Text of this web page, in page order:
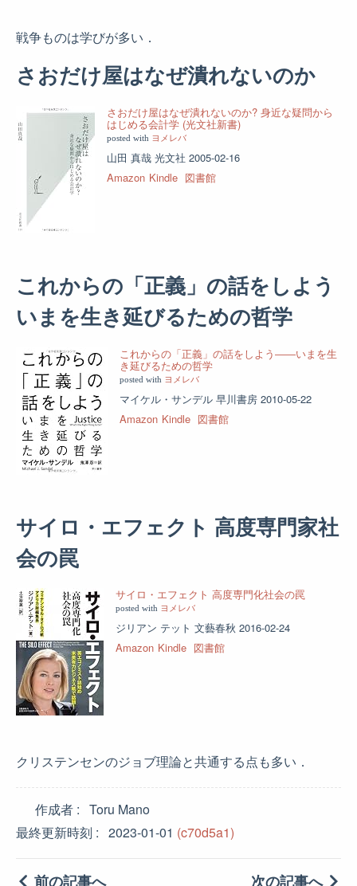
戦争ものは学びが多い．
さおだけ屋はなぜ潰れないのか
さおだけ屋はなぜ潰れないのか? 身近な疑問から
はじめる会計学 (光文社新書)
posted with ヨメレバ
山田 真哉 光文社 2005-02-16
Amazon Kindle 図書館
これからの「正義」の話をしよう
いまを生き延びるための哲学
これからの「正義」の話をしよう――いまを生
き延びるための哲学
posted with ヨメレバ
マイケル・サンデル 早川書房 2010-05-22
Amazon Kindle 図書館
サイロ・エフェクト 高度専門家社
会の罠
サイロ・エフェクト 高度専門化社会の罠
posted with ヨメレバ
ジリアン テット 文藝春秋 2016-02-24
Amazon Kindle 図書館
クリステンセンのジョブ理論と共通する点も多い．
作成者
Toru Mano
最終更新時刻
2023-01-01 (c70d5a1)
前の記事へ 次の記事へ